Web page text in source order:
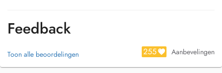
luxpsyconsult@gmail.com
Feedback
Toon alle beoordelingen 255 Aanbevelingen